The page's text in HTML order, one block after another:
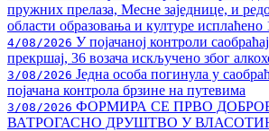
пружних прелаза, Месне заједнице, и
области образовања и културе
4/08/2026 У појачаној контроли
прекршај, 36 возача искључено због
3/08/2026 Једна особа погинула у
појачана контрола брзине на путевима
3/08/2026 ФОРМИРА СЕ ПРВО
ВАТРОГАСНО ДРУШТВО У